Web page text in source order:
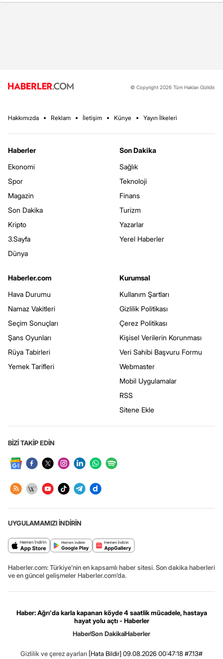
© Copyright 2026 Tüm Hakları Gizlidir.
Hakkımızda Reklam İletişim Künye Yayın İlkeleri
Haberler
Ekonomi
Spor
Magazin
Son Dakika
Kripto
3.Sayfa
Dünya
Son Dakika
Sağlık
Teknoloji
Finans
Turizm
Yazarlar
Yerel Haberler
Haberler.com
Hava Durumu
Namaz Vakitleri
Seçim Sonuçları
Şans Oyunları
Rüya Tabirleri
Yemek Tarifleri
Kurumsal
Kullanım Şartları
Gizlilik Politikası
Çerez Politikası
Kişisel Verilerin Korunması
Veri Sahibi Başvuru Formu
Webmaster
Mobil Uygulamalar
RSS
Sitene Ekle
BİZİ TAKİP EDİN
UYGULAMAMIZI İNDİRİN
Haberler.com: Türkiye’nin en kapsamlı haber sitesi. Son dakika haberleri
ve en güncel gelişmeler Haberler.com’da.
Haber: Ağrı'da karla kapanan köyde 4 saatlik mücadele, hastaya
hayat yolu açtı - Haberler
HaberSon DakikaHaberler
Gizlilik ve çerez ayarları [Hata Bildir] 09.08.2026 00:47:18 #7.13#